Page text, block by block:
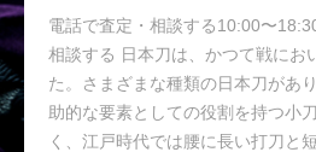
電話で査定・相談する10:00〜
相談する 日本刀は、かつて戦にお
た。さまざまな種類の日本刀があ
助的な要素としての役割を持つ小
く、江戸時代では腰に長い打刀と